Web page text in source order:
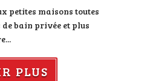
petites maisons toutes
de bain privée et plus
PLUS